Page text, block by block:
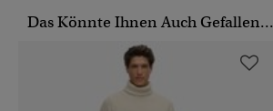
Das Könnte Ihnen Auch Gefallen...